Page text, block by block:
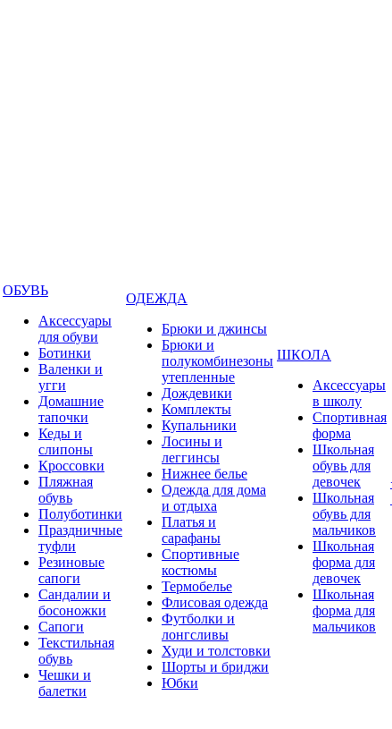
ОБУВЬ
Аксессуары
для обуви
Ботинки
Валенки и
угги
Домашние
тапочки
Кеды и
слипоны
Кроссовки
Пляжная
обувь
Полуботинки
Праздничные
туфли
Резиновые
сапоги
Сандалии и
босоножки
Сапоги
Текстильная
обувь
Чешки и
балетки
ОДЕЖДА
Брюки и джинсы
Брюки и
полукомбинезоны
утепленные
Дождевики
Комплекты
Купальники
Лосины и
леггинсы
Нижнее белье
Одежда для дома
и отдыха
Платья и
сарафаны
Спортивные
костюмы
Термобелье
Флисовая одежда
Футболки и
лонгсливы
Худи и толстовки
Шорты и бриджи
Юбки
ШКОЛА
Аксессуары
в школу
Спортивная
форма
Школьная
обувь для
девочек
Школьная
обувь для
мальчиков
Школьная
форма для
девочек
Школьная
форма для
мальчиков